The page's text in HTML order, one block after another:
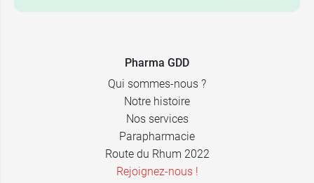
Pharma GDD
Qui sommes-nous ?
Notre histoire
Nos services
Parapharmacie
Route du Rhum 2022
Rejoignez-nous !